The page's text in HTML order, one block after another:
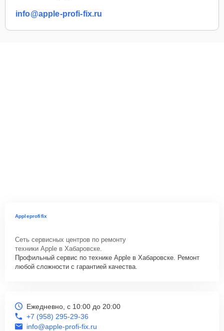
info@apple-profi-fix.ru
Appleprofifix
Сеть сервисных центров по ремонту
техники Apple в Хабаровске.
Профильный сервис по технике Apple в Хабаровске. Ремонт
любой сложности с гарантией качества.
Ежедневно, с 10:00 до 20:00
+7 (958) 295-29-36
info@apple-profi-fix.ru